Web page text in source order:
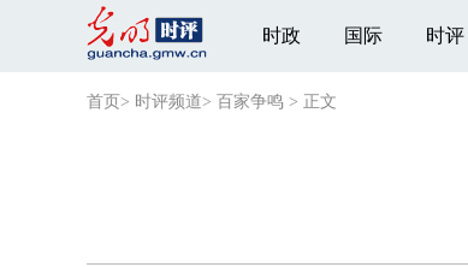
时政 国际 时评
首页 > 时评频道> 百家争鸣 > 正文